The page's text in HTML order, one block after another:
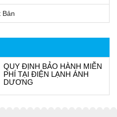
Bản
QUY ĐỊNH BẢO HÀNH MIỄN
PHÍ TẠI ĐIỆN LẠNH ÁNH
DƯƠNG